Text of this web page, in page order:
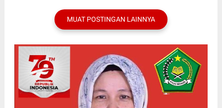
MUAT POSTINGAN LAINNYA